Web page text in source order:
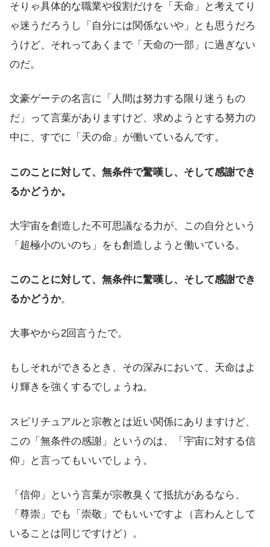
そりゃ具体的な職業や役割だけを「天命」と考えてり
ゃ迷うだろうし「自分には関係ないや」とも思うだろ
うけど、それってあくまで「天命の一部」に過ぎない
のだ。
文豪ゲーテの名言に「人間は努力する限り迷うもの
だ」って言葉がありますけど、求めようとする努力の
中に、すでに「天の命」が働いているんです。
このことに対して、無条件で驚嘆し、そして感謝でき
るかどうか。
大宇宙を創造した不可思議なる力が、この自分という
「超極小のいのち」をも創造しようと働いている。
このことに対して、無条件に驚嘆し、そして感謝でき
るかどうか。
大事やから2回言うたで。
もしそれができるとき、その深みにおいて、天命はよ
り輝きを強くするでしょうね。
スピリチュアルと宗教とは近い関係にありますけど、
この「無条件の感謝」というのは、「宇宙に対する信
仰」と言ってもいいでしょう。
「信仰」という言葉が宗教臭くて抵抗があるなら、
「尊崇」でも「崇敬」でもいいですよ（言わんとして
いることは同じですけど）。